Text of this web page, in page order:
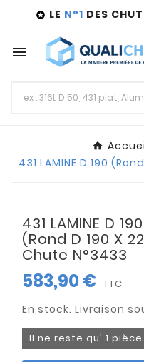
 LE N°1 DES

431 LAMINE D 190
431 LAMINE D 190
(Rond D 190 X
Chute N°3433
583,90 € TTC
Il ne reste qu' 1